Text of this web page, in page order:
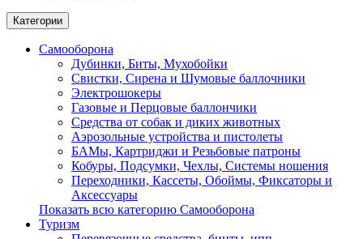
Категории
Самооборона
Дубинки, Биты, Мухобойки
Свистки, Сирена и Шумовые баллочники
Электрошокеры
Газовые и Перцовые баллончики
Средства от собак и диких животных
Аэрозольные устройства и пистолеты
БАМы, Картриджи и Резьбовые патроны
Кобуры, Подсумки, Чехлы, Системы ношения
Переходники, Кассеты, Обоймы, Фиксаторы и
Аксессуары
Показать всю категорию Самооборона
Туризм